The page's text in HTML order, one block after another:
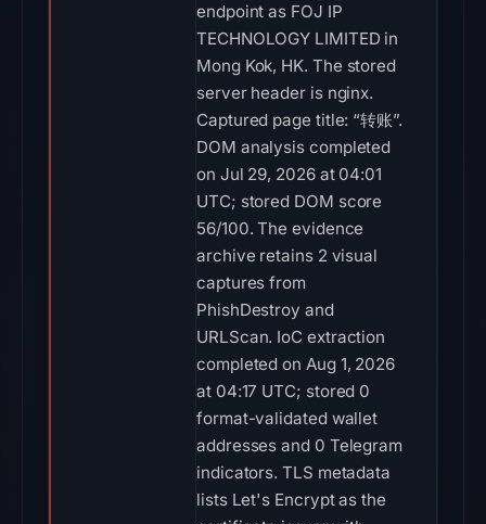
endpoint as FOJ IP
TECHNOLOGY LIMITED in
Mong Kok, HK. The stored
server header is nginx.
Captured page title: “转账”.
DOM analysis completed
on Jul 29, 2026 at 04:01
UTC; stored DOM score
56/100. The evidence
archive retains 2 visual
captures from
PhishDestroy and
URLScan. IoC extraction
completed on Aug 1, 2026
at 04:17 UTC; stored 0
format-validated wallet
addresses and 0 Telegram
indicators. TLS metadata
lists Let's Encrypt as the